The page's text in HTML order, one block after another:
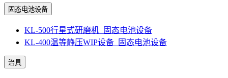
固态电池设备
KL-500行星式研磨机_固态电池设备
KL-400温等静压WIP设备_固态电池设备
治具